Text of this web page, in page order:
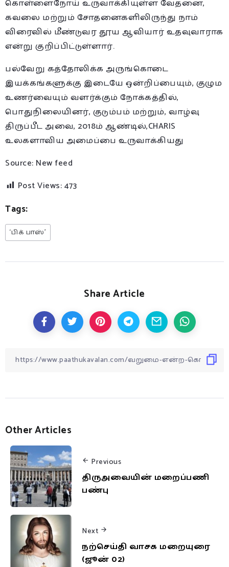
கொள்ளைநோய் உருவாக்கியுள்ள வேதனை,
கவலை மற்றும் சோதனைகளிலிருந்து நாம்
விரைவில் மீண்டுவர தூய ஆவியார் உதவுவாராக
என்று குறிப்பிட்டுள்ளார்.
பல்வேறு கத்தோலிக்க அருங்கொடை
இயக்கங்களுக்கு இடையே ஒன்றிப்பையும், குழும
உணர்வையும் வளர்க்கும் நோக்கத்தில்,
பொதுநிலையினர், குடும்பம் மற்றும், வாழ்வு
திருப்பீட அவை, 2018ம் ஆண்டில்,CHARIS
உலகளாவிய அமைப்பை உருவாக்கியது
Source: New feed
Post Views:473
Tags:
‘பிக் பாஸ்’
Share Article
Other Articles
Previous
திருஅவையின் மறைப்பணி
பண்பு
Next
நற்செய்தி வாசக மறையுரை
(ஜூன் 02)